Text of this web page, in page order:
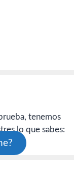
tenemos
lo que sabes: